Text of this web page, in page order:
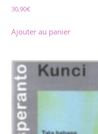
30,90€
Ajouter au panier